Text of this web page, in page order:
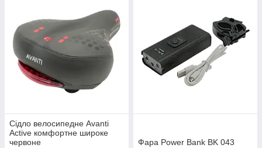
Сідло велосипедне Avanti
Active комфортне широке
червоне
Фара Power Bank BK 043